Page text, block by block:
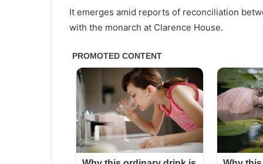
It emerges amid reports of reconciliation
with the monarch at Clarence House.